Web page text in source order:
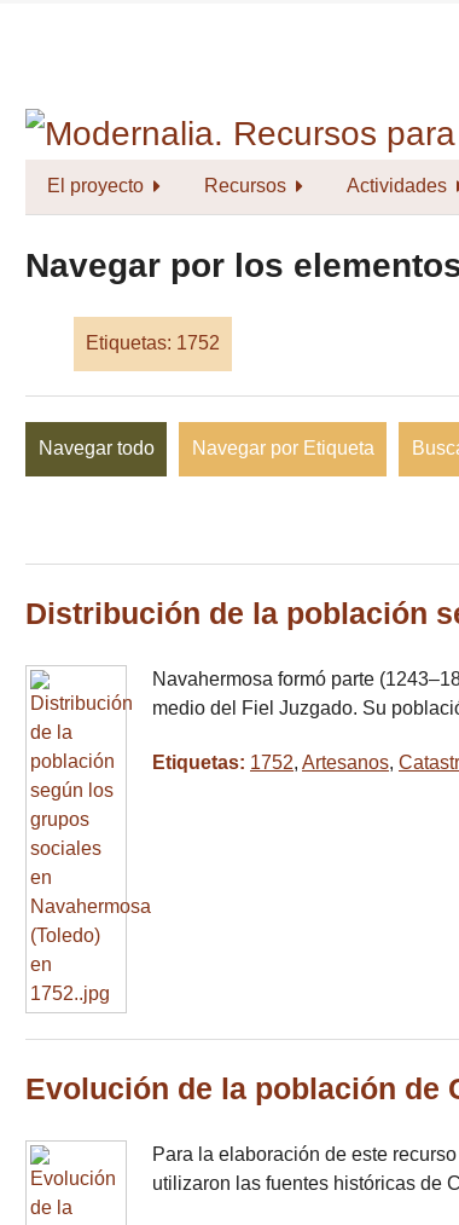
El proyecto Recursos Actividades
Navegar por los
Etiquetas: 1752
Navegar todo Navegar por Etiqueta
Distribución de la población
Navahermosa formó parte
medio del Fiel Juzgado. Su
Etiquetas: 1752, Artesanos,
Evolución de la población de
Para la elaboración de este
utilizaron las fuentes históricas de